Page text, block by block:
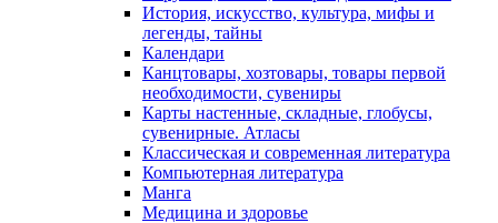
История, искусство, культура, мифы и
легенды, тайны
Календари
Канцтовары, хозтовары, товары первой
необходимости, сувениры
Карты настенные, складные, глобусы,
сувенирные. Атласы
Классическая и современная литература
Компьютерная литература
Манга
Медицина и здоровье